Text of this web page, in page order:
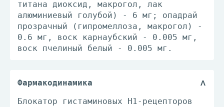
титана диоксид, макрогол, лак
алюминиевый голубой) - 6 мг; опадрай
прозрачный (гипромеллоза, макрогол) -
0.6 мг, воск карнаубский - 0.005 мг,
воск пчелиный белый - 0.005 мг.
Фармакодинамика
Блокатор гистаминовых Н1-рецепторов